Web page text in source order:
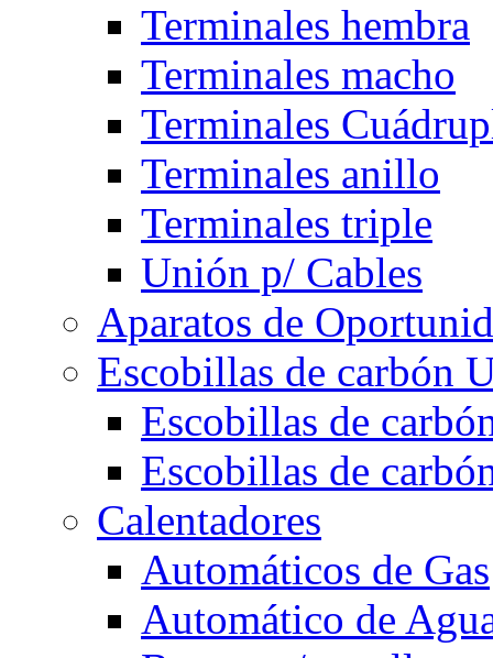
Terminales hembra
Terminales macho
Terminales
Terminales anillo
Terminales triple
Unión p/ Cables
Aparatos de
Escobillas de carbón
Escobillas de
Escobillas de
Calentadores
Automáticos de Gas
Automático de